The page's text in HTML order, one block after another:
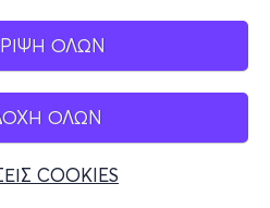
ΟΛΩΝ
ΟΛΩΝ
COOKIES